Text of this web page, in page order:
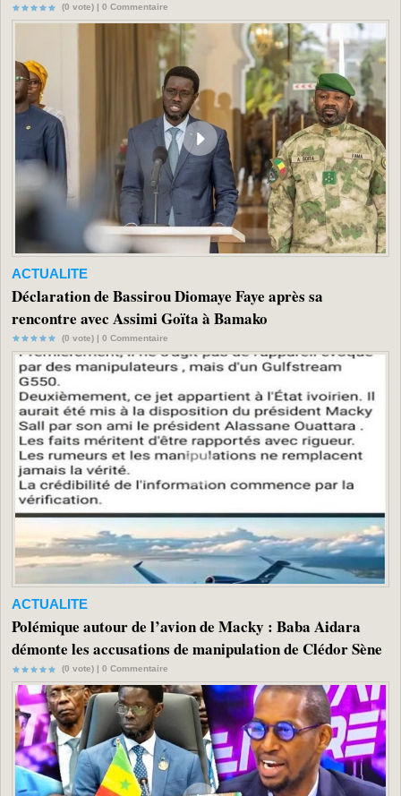
(0 vote) | 0 Commentaire
ACTUALITE
Déclaration de Bassirou Diomaye Faye après sa
rencontre avec Assimi Goïta à Bamako
(0 vote) | 0 Commentaire
ACTUALITE
Polémique autour de l’avion de Macky : Baba Aidara
démonte les accusations de manipulation de Clédor Sène
(0 vote) | 0 Commentaire